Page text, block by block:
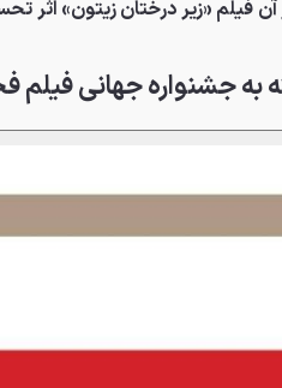
فیلم «زیر درختان زیتون» اثر
به جشنواره جهانی فیلم